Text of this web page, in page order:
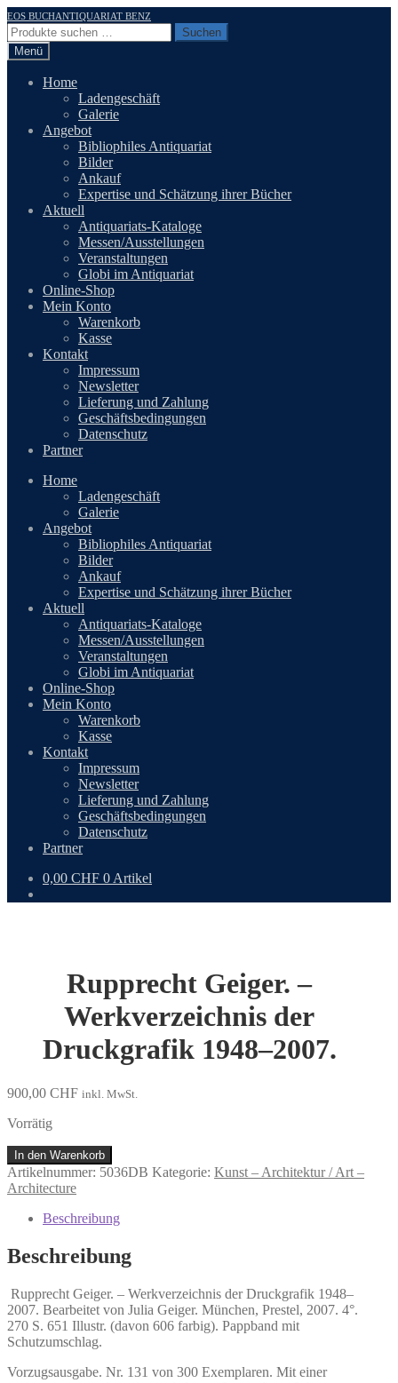
Zur
Navigation
springen
Zum
Inhalt
springen
EOS BUCHANTIQUARIAT BENZ
Suchen
nach:
Suchen
Menü
Home
Ladengeschäft
Galerie
Angebot
Bibliophiles Antiquariat
Bilder
Ankauf
Expertise und Schätzung ihrer Bücher
Aktuell
Antiquariats-Kataloge
Messen/Ausstellungen
Veranstaltungen
Globi im Antiquariat
Online-Shop
Mein Konto
Warenkorb
Kasse
Kontakt
Impressum
Newsletter
Lieferung und Zahlung
Geschäftsbedingungen
Datenschutz
Partner
Home
Ladengeschäft
Galerie
Angebot
Bibliophiles Antiquariat
Bilder
Ankauf
Expertise und Schätzung ihrer Bücher
Aktuell
Antiquariats-Kataloge
Messen/Ausstellungen
Veranstaltungen
Globi im Antiquariat
Online-Shop
Mein Konto
Warenkorb
Kasse
Kontakt
Impressum
Newsletter
Lieferung und Zahlung
Geschäftsbedingungen
Datenschutz
Partner
0,00 CHF 0 Artikel
Rupprecht Geiger. –
Werkverzeichnis der
Druckgrafik 1948–2007.
900,00 CHF inkl. MwSt.
Vorrätig
Rupprecht
Geiger.
–
1948–
2007.
In den Warenkorb
Artikelnummer: 5036DB Kategorie: Kunst – Architektur / Art –
Architecture
Beschreibung
Beschreibung
Rupprecht Geiger. – Werkverzeichnis der Druckgrafik 1948–
2007. Bearbeitet von Julia Geiger. München, Prestel, 2007. 4°.
270 S. 651 Illustr. (davon 606 farbig). Pappband mit
Schutzumschlag.
Vorzugsausgabe. Nr. 131 von 300 Exemplaren. Mit einer